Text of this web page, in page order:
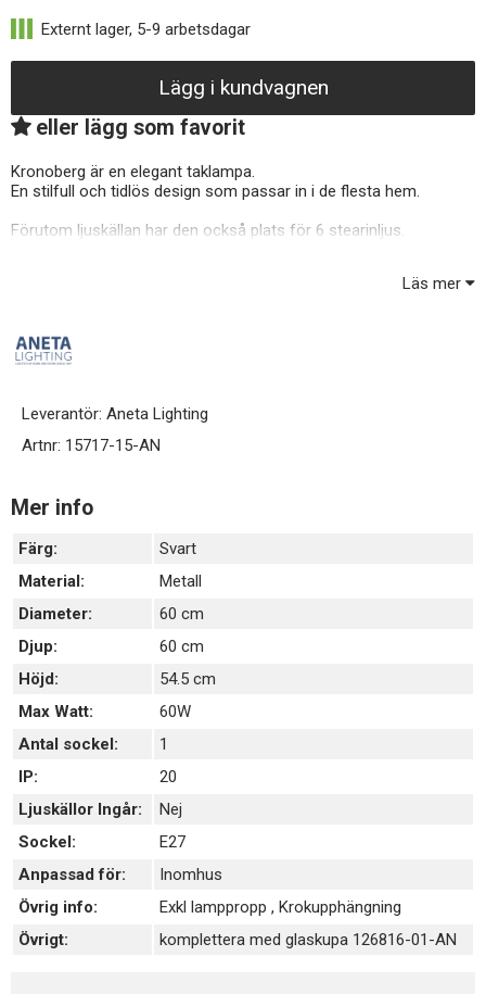
Lägg i kundvagnen
eller lägg som favorit
Kronoberg är en elegant taklampa.
En stilfull och tidlös design som passar in i de flesta hem.
Förutom ljuskällan har den också plats för 6 stearinljus.
Läs mer
Leverantör: Aneta Lighting
Artnr: 15717-15-AN
Mer info
Färg:
Svart
Material:
Metall
Diameter:
60 cm
Djup:
60 cm
Höjd:
54.5 cm
Max Watt:
60W
Antal sockel:
1
IP:
20
Ljuskällor Ingår:
Nej
Sockel:
E27
Anpassad för:
Inomhus
Övrig info:
Exkl lamppropp , Krokupphängning
Övrigt:
komplettera med glaskupa 126816-01-AN